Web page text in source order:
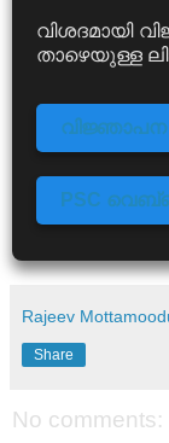
വിശദമായി
താഴെയുള്ള
വിജ്ഞാപന
PSC
Rajeev
Share
No comments: